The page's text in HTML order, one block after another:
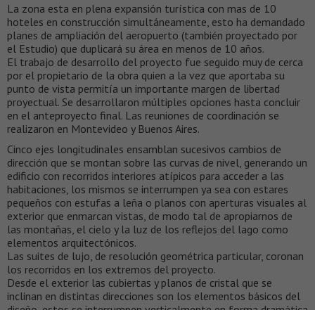
La zona esta en plena expansión turística con mas de 10
hoteles en construcción simultáneamente, esto ha demandado
planes de ampliación del aeropuerto (también proyectado por
el Estudio) que duplicará su área en menos de 10 años.
El trabajo de desarrollo del proyecto fue seguido muy de cerca
por el propietario de la obra quien a la vez que aportaba su
punto de vista permitía un importante margen de libertad
proyectual. Se desarrollaron múltiples opciones hasta concluir
en el anteproyecto final. Las reuniones de coordinación se
realizaron en Montevideo y Buenos Aires.
Cinco ejes longitudinales ensamblan sucesivos cambios de
dirección que se montan sobre las curvas de nivel, generando un
edificio con recorridos interiores atípicos para acceder a las
habitaciones, los mismos se interrumpen ya sea con estares
pequeños con estufas a leña o planos con aperturas visuales al
exterior que enmarcan vistas, de modo tal de apropiarnos de
las montañas, el cielo y la luz de los reflejos del lago como
elementos arquitectónicos.
Las suites de lujo, de resolución geométrica particular, coronan
los recorridos en los extremos del proyecto.
Desde el exterior las cubiertas y planos de cristal que se
inclinan en distintas direcciones son los elementos básicos del